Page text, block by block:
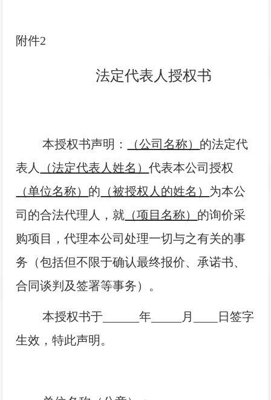
附件2
法定代表人授权书
本授权书声明： （公司名称） 的法定代
表人
（法定代表人姓名）代表本公司授权
（单位名称） 的 （被授权人的姓名） 为本公
司的合法代理人，就 （项目名称） 的询价采
购项目，代理本公司处理一切与之有关的事
务（包括但不限于确认最终报价、承诺书、
合同谈判及签署等事务）。
本授权书于______年_____月____日签字
生效，特此声明。